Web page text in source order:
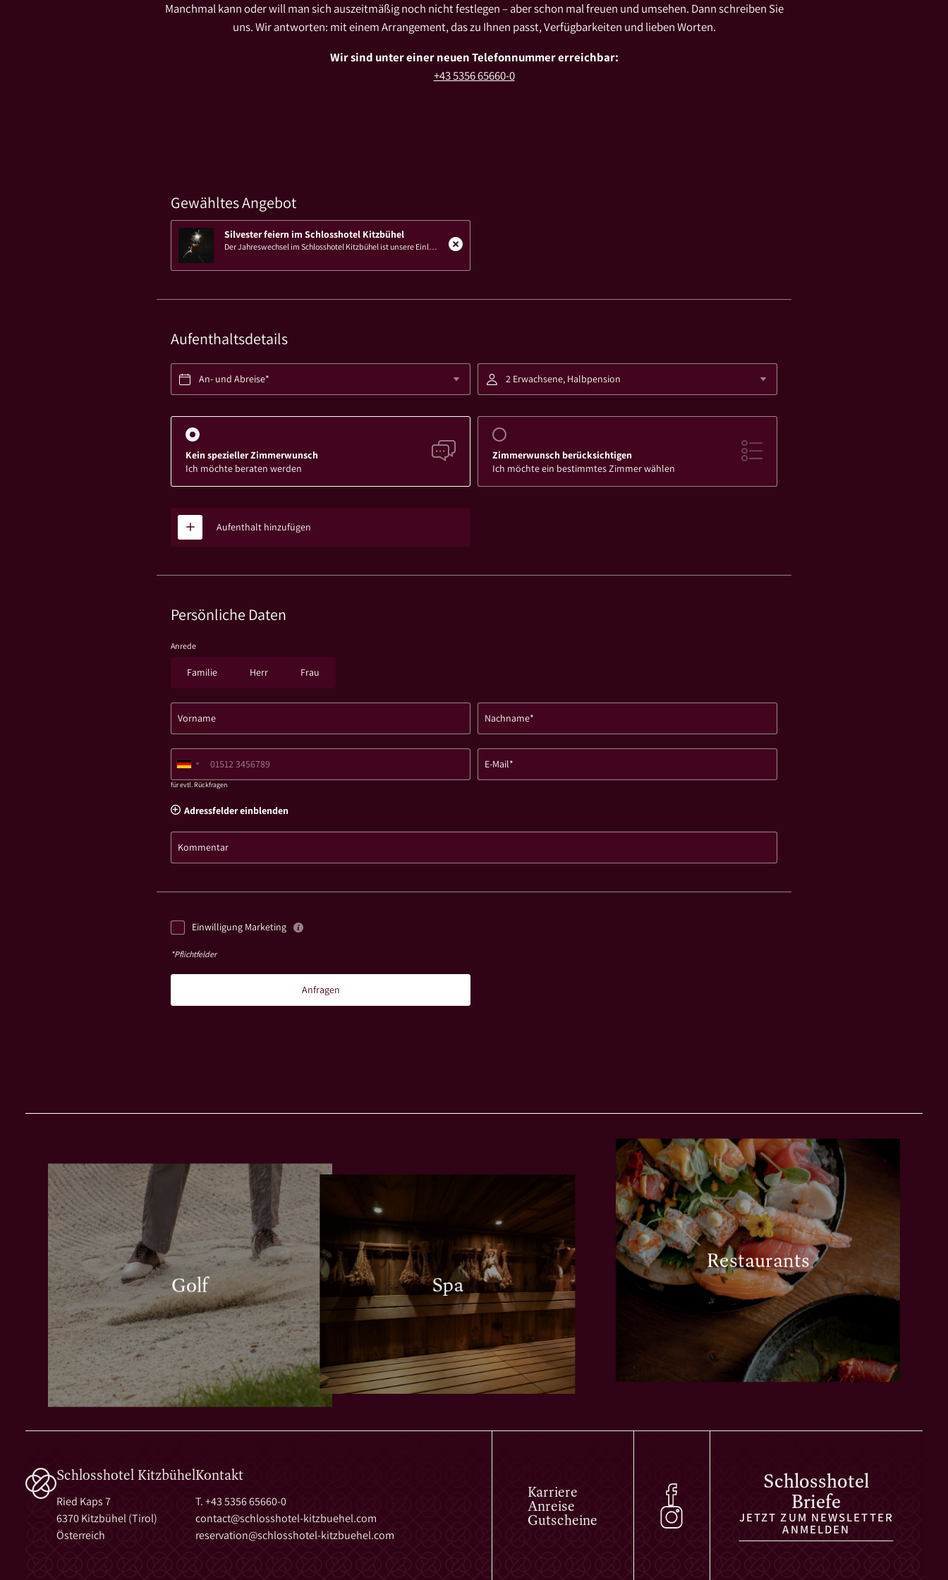
Manchmal kann oder will man sich auszeitmäßig noch nicht festlegen – aber schon mal freuen und umsehen. Dann schreiben Sie
uns. Wir antworten: mit einem Arrangement, das zu Ihnen passt, Verfügbarkeiten und lieben Worten.
Wir sind unter einer neuen Telefonnummer erreichbar:
+43 5356 65660-0
Gewähltes Angebot
Silvester feiern im Schlosshotel Kitzbühel
Aufenthaltsdetails
An- und Abreise* 2 Erwachsene, Halbpension
Kein spezieller Zimmerwunsch
Ich möchte beraten werden
Zimmerwunsch berücksichtigen
Ich möchte ein bestimmtes Zimmer wählen
Aufenthalt hinzufügen
Persönliche Daten
Anrede
Familie Herr Frau
Vorname Nachname*
für evtl. Rückfragen
E-Mail*
Adressfelder einblenden
Kommentar
Einwilligung Marketing
*Pflichtfelder
Anfragen
Golf Spa
Restaurants
Schlosshotel Kitzbühel
Ried Kaps 7
6370 Kitzbühel (Tirol)
Österreich
Kontakt
T. +43 5356 65660-0
contact@schlosshotel-kitzbuehel.com
reservation@schlosshotel-kitzbuehel.com
Karriere
Anreise
Gutscheine
Schlosshotel
Briefe
JETZT ZUM NEWSLETTER
ANMELDEN